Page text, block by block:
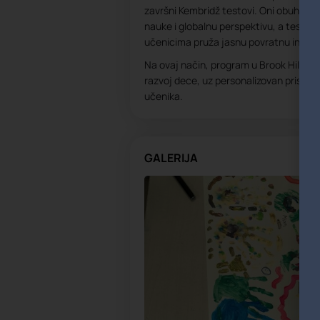
završni Kembridž testovi. Oni
nauke i globalnu perspektivu, a
učenicima pruža jasnu povratnu
Na ovaj način, program u Brook Hill
razvoj dece, uz personalizovan
učenika.
GALERIJA